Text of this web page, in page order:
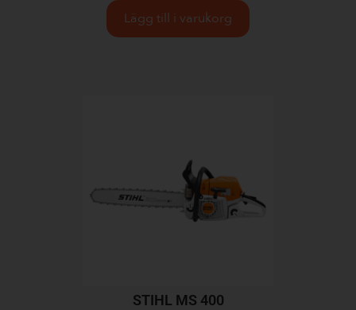
Lägg till i varukorg
STIHL MS 400